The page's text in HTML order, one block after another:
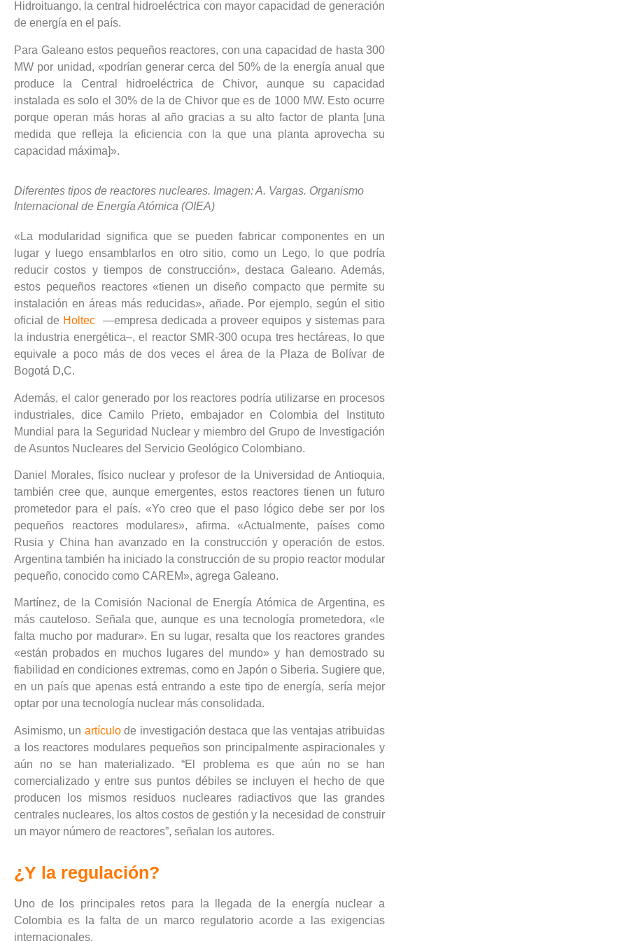
Hidroituango, la central hidroeléctrica con mayor capacidad de generación
de energía en el país.
Para Galeano estos pequeños reactores, con una capacidad de hasta 300
MW por unidad, «podrían generar cerca del 50% de la energía anual que
produce la Central hidroeléctrica de Chivor, aunque su capacidad
instalada es solo el 30% de la de Chivor que es de 1000 MW. Esto ocurre
porque operan más horas al año gracias a su alto factor de planta [una
medida que refleja la eficiencia con la que una planta aprovecha su
capacidad máxima]».
Diferentes tipos de reactores nucleares. Imagen: A. Vargas. Organismo
Internacional de Energía Atómica (OIEA)
«La modularidad significa que se pueden fabricar componentes en un
lugar y luego ensamblarlos en otro sitio, como un Lego, lo que podría
reducir costos y tiempos de construcción», destaca Galeano. Además,
estos pequeños reactores «tienen un diseño compacto que permite su
instalación en áreas más reducidas», añade. Por ejemplo, según el sitio
oficial de Holtec —empresa dedicada a proveer equipos y sistemas para
la industria energética–, el reactor SMR-300 ocupa tres hectáreas, lo que
equivale a poco más de dos veces el área de la Plaza de Bolívar de
Bogotá D,C.
Además, el calor generado por los reactores podría utilizarse en procesos
industriales, dice Camilo Prieto, embajador en Colombia del Instituto
Mundial para la Seguridad Nuclear y miembro del Grupo de Investigación
de Asuntos Nucleares del Servicio Geológico Colombiano.
Daniel Morales, físico nuclear y profesor de la Universidad de Antioquia,
también cree que, aunque emergentes, estos reactores tienen un futuro
prometedor para el país. «Yo creo que el paso lógico debe ser por los
pequeños reactores modulares», afirma. «Actualmente, países como
Rusia y China han avanzado en la construcción y operación de estos.
Argentina también ha iniciado la construcción de su propio reactor modular
pequeño, conocido como CAREM», agrega Galeano.
Martínez, de la Comisión Nacional de Energía Atómica de Argentina, es
más cauteloso. Señala que, aunque es una tecnología prometedora, «le
falta mucho por madurar». En su lugar, resalta que los reactores grandes
«están probados en muchos lugares del mundo» y han demostrado su
fiabilidad en condiciones extremas, como en Japón o Siberia. Sugiere que,
en un país que apenas está entrando a este tipo de energía, sería mejor
optar por una tecnología nuclear más consolidada.
Asimismo, un artículode investigación destaca que las ventajas atribuidas
a los reactores modulares pequeños son principalmente aspiracionales y
aún no se han materializado. “El problema es que aún no se han
comercializado y entre sus puntos débiles se incluyen el hecho de que
producen los mismos residuos nucleares radiactivos que las grandes
centrales nucleares, los altos costos de gestión y la necesidad de construir
un mayor número de reactores”, señalan los autores.
¿Y la regulación?
Uno de los principales retos para la llegada de la energía nuclear a
Colombia es la falta de un marco regulatorio acorde a las exigencias
internacionales.